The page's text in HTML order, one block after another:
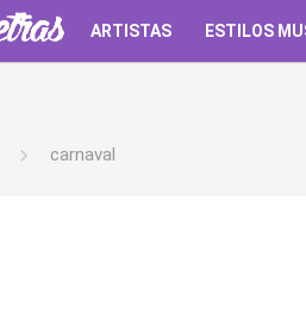
ARTISTAS ESTILOS
carnaval